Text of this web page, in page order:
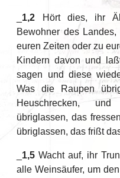
1,2 Hört dies, ihr
Bewohner des
euren Zeiten oder zu
Kindern davon und
sagen und diese
Was die Raupen
Heuschrecken,
übriglassen, das
übriglassen, das frißt
1,5 Wacht auf, ihr
alle Weinsäufer, um